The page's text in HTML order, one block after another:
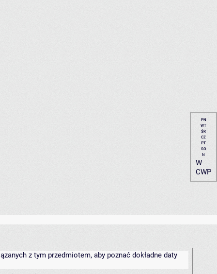
PN
WT
ŚR
CZ
PT
SO
N
W
CWP
z tym przedmiotem, aby poznać dokładne daty